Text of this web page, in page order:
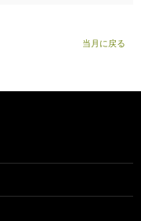
当月に戻る